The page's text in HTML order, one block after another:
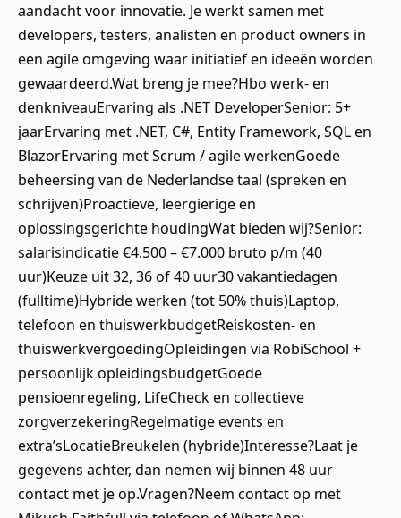
aandacht voor innovatie. Je werkt samen met
developers, testers, analisten en product owners in
een agile omgeving waar initiatief en ideeën worden
gewaardeerd.Wat breng je mee?Hbo werk- en
denkniveauErvaring als .NET DeveloperSenior: 5+
jaarErvaring met .NET, C#, Entity Framework, SQL en
BlazorErvaring met Scrum / agile werkenGoede
beheersing van de Nederlandse taal (spreken en
schrijven)Proactieve, leergierige en
oplossingsgerichte houdingWat bieden wij?Senior:
salarisindicatie €4.500 – €7.000 bruto p/m (40
uur)Keuze uit 32, 36 of 40 uur30 vakantiedagen
(fulltime)Hybride werken (tot 50% thuis)Laptop,
telefoon en thuiswerkbudgetReiskosten- en
thuiswerkvergoedingOpleidingen via RobiSchool +
persoonlijk opleidingsbudgetGoede
pensioenregeling, LifeCheck en collectieve
zorgverzekeringRegelmatige events en
extra’sLocatieBreukelen (hybride)Interesse?Laat je
gegevens achter, dan nemen wij binnen 48 uur
contact met je op.Vragen?Neem contact op met